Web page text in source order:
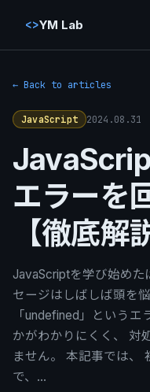
<>YM Lab
← Back to articles
JavaScript 2024.08.31
エラーを
【徹底解
JavaScriptを学び始めた
セージはしばしば頭を
「undefined」という
かがわかりにくく、 対
ません。 本記事では、
で、…